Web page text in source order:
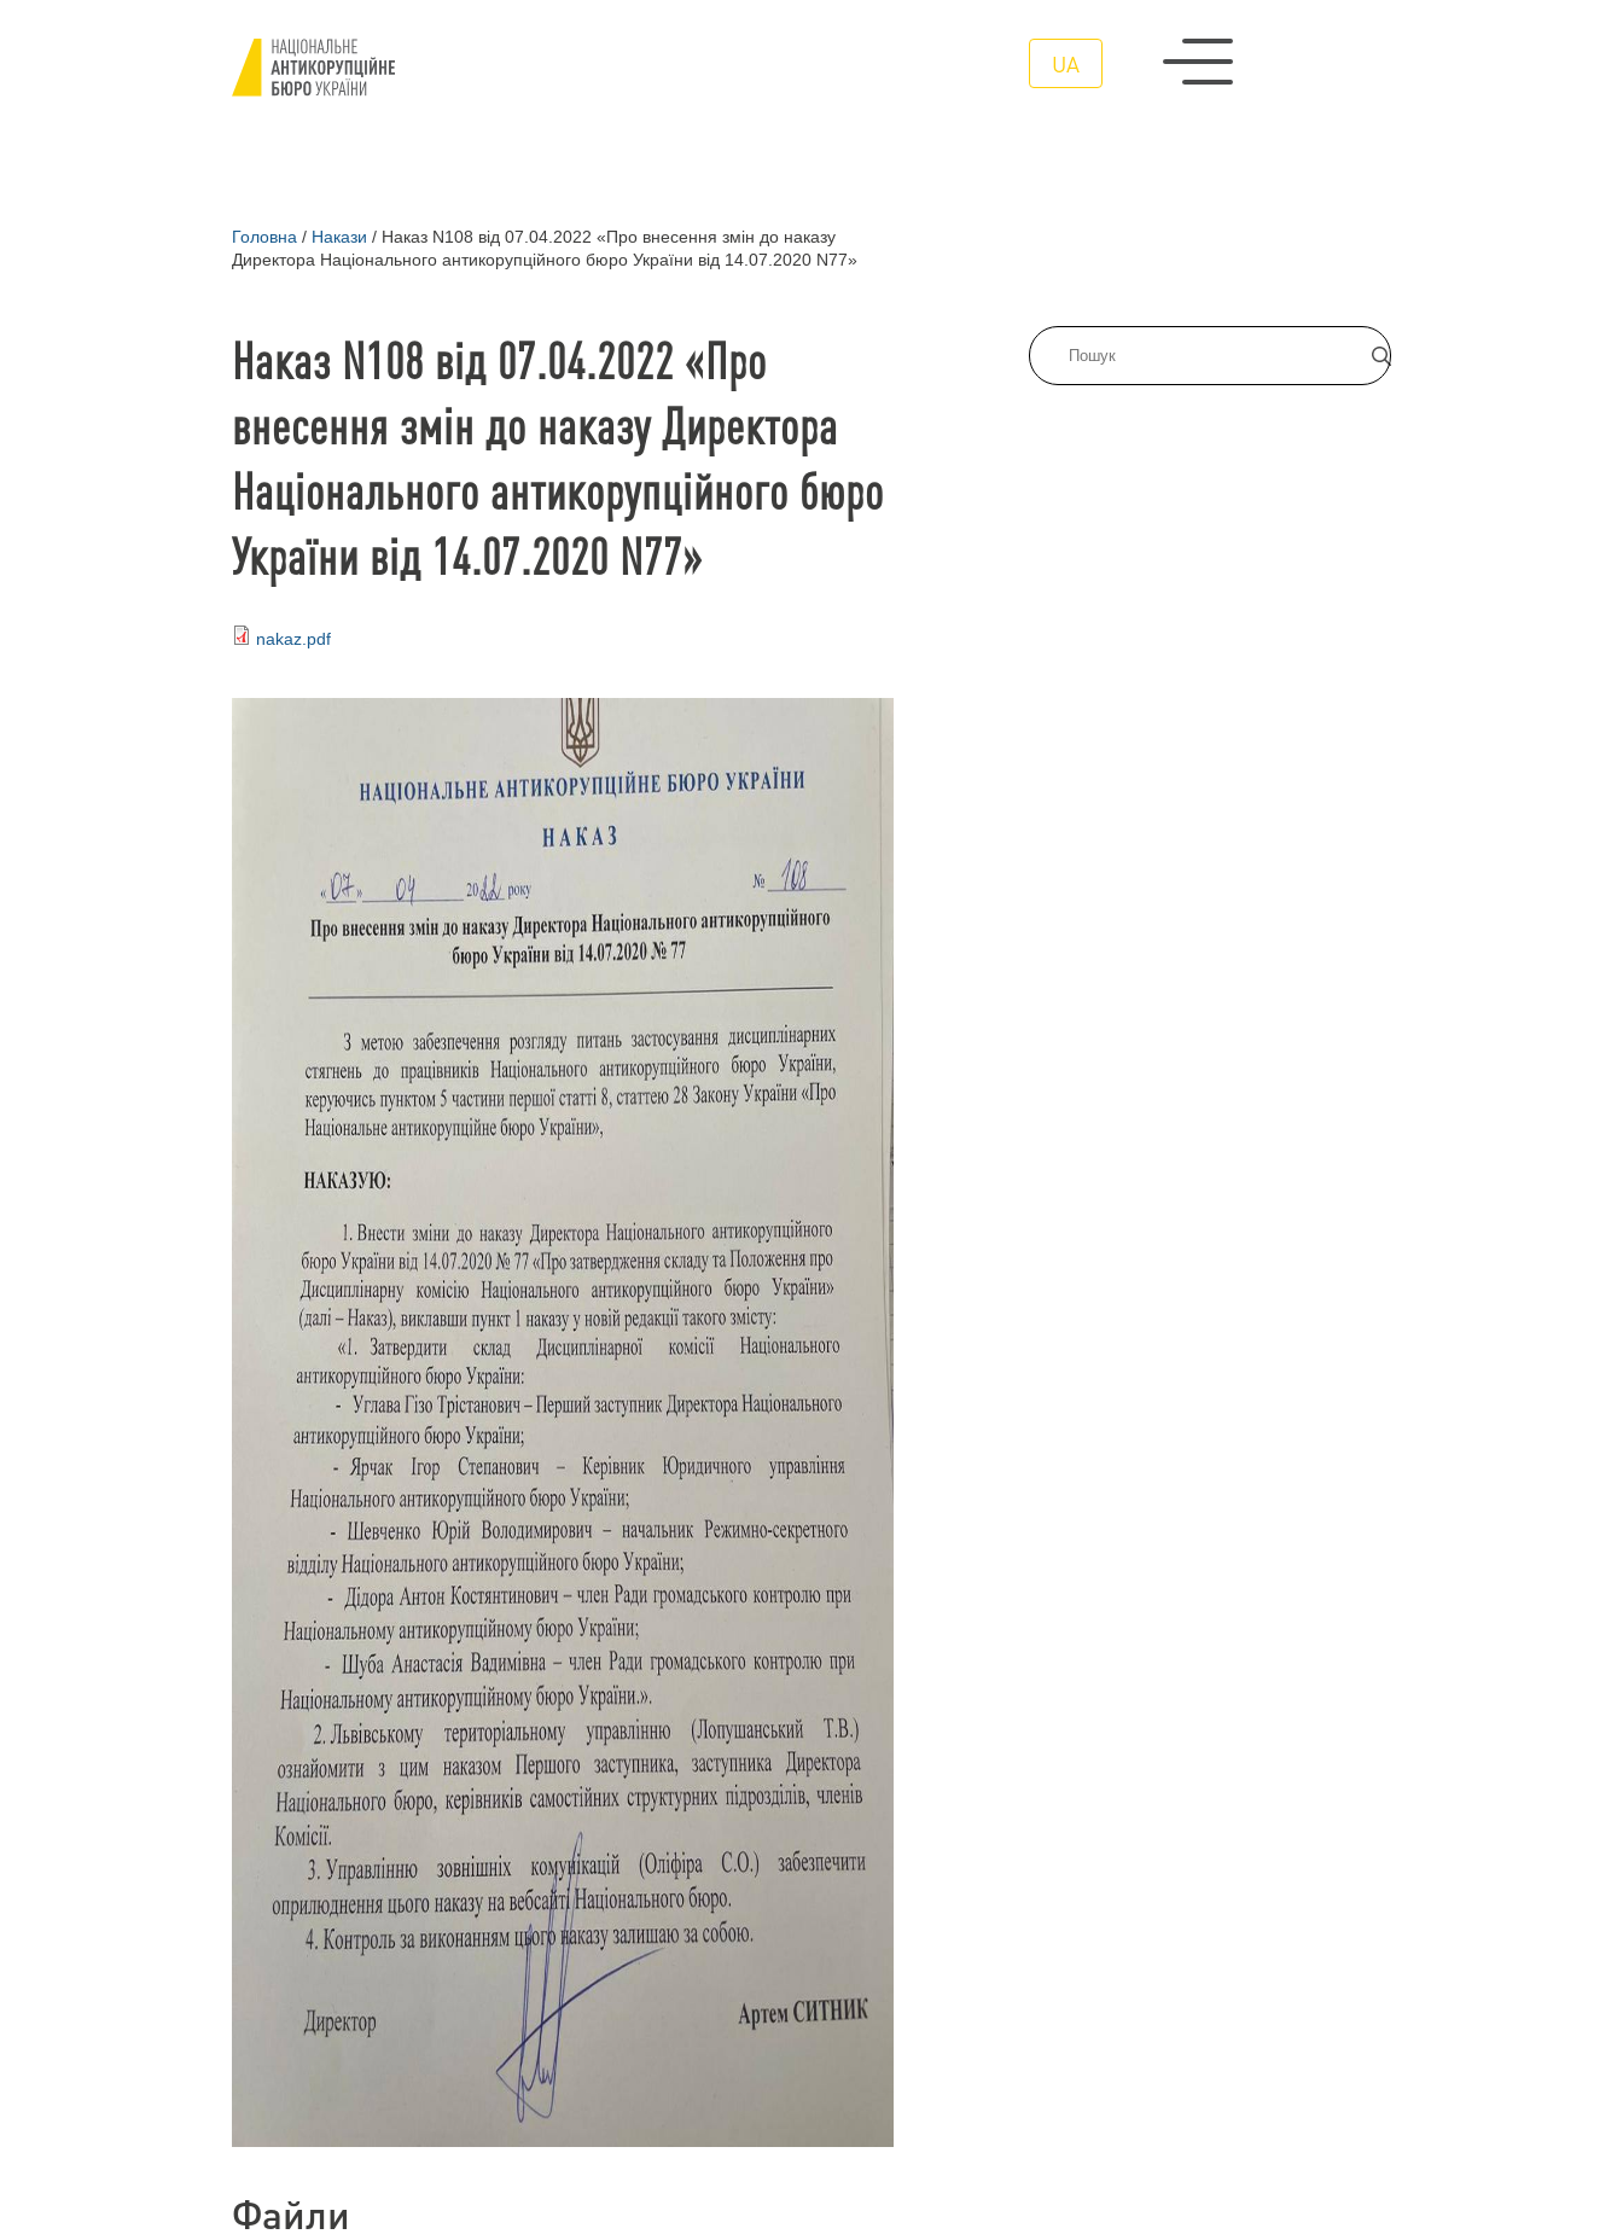
UA
Головна / Накази / Наказ N108 від 07.04.2022 «Про внесення змін до наказу
Директора Національного антикорупційного бюро України від 14.07.2020 N77»
Наказ N108 від 07.04.2022 «Про
внесення змін до наказу Директора
Національного антикорупційного бюро
України від 14.07.2020 N77»
nakaz.pdf
Файли